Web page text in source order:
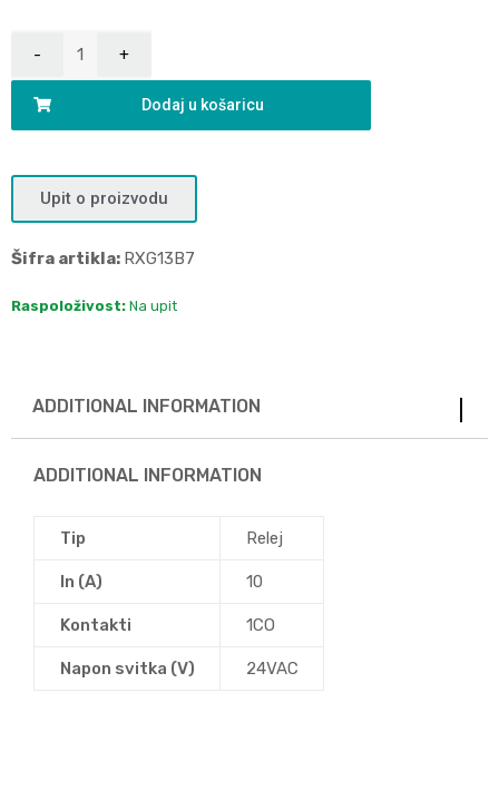
Dodaj u košaricu
Upit o proizvodu
Šifra artikla: RXG13B7
Raspoloživost: Na upit
ADDITIONAL INFORMATION
ADDITIONAL INFORMATION
Tip Relej
In (A) 10
Kontakti 1CO
Napon svitka (V) 24VAC